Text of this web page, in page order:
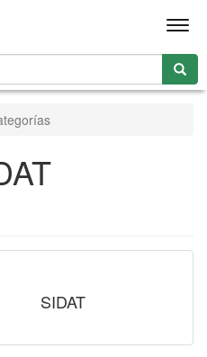
SIDAT